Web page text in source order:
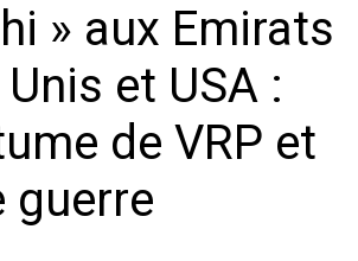
» aux Emirats
et USA :
de VRP et
guerre